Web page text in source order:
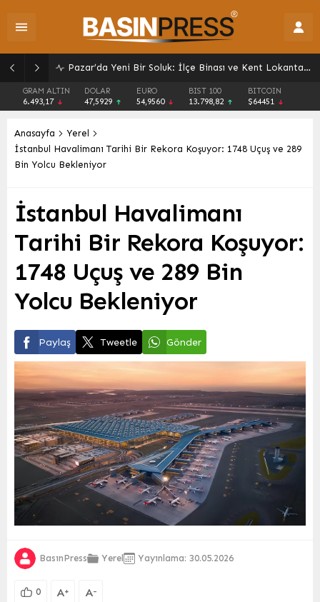
Pazar’da Yeni Bir Soluk: İlçe Binası ve Kent Lokantası Hizmete Açıldı
GRAM ALTIN
6.493,17
DOLAR
47,5929
EURO
54,9560
BIST 100
13.798,82
BITCOIN
$64451
Anasayfa
Yerel
İstanbul Havalimanı Tarihi Bir Rekora Koşuyor: 1748 Uçuş ve 289
Bin Yolcu Bekleniyor
İstanbul Havalimanı
Tarihi Bir Rekora Koşuyor:
1748 Uçuş ve 289 Bin
Yolcu Bekleniyor
Paylaş Tweetle Gönder
BasınPress Yerel Yayınlama: 30.05.2026
0 A+ A-